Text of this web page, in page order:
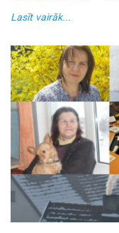
Lasīt vairāk...